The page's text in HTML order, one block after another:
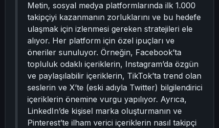
Metin, sosyal medya platformlarında ilk 1.000
takipçiyi kazanmanın zorluklarını ve bu hedefe
ulaşmak için izlenmesi gereken stratejileri ele
alıyor. Her platform için özel ipuçları ve
öneriler sunuluyor. Örneğin, Facebook’ta
topluluk odaklı içeriklerin, Instagram’da özgün
ve paylaşılabilir içeriklerin, TikTok’ta trend olan
seslerin ve X’te (eski adıyla Twitter) bilgilendirici
içeriklerin önemine vurgu yapılıyor. Ayrıca,
LinkedIn’de kişisel marka oluşturmanın ve
Pinterest’te ilham verici içeriklerin nasıl takipçi